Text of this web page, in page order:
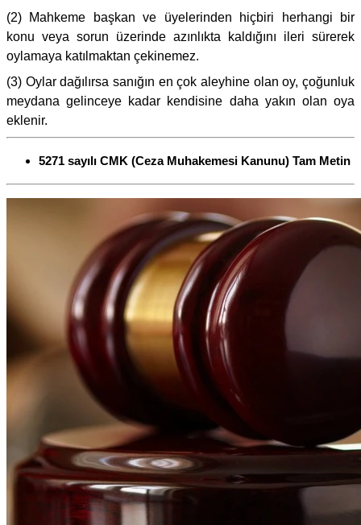
(2) Mahkeme başkan ve üyelerinden hiçbiri herhangi bir
konu veya sorun üzerinde azınlıkta kaldığını ileri sürerek
oylamaya katılmaktan çekinemez.
(3) Oylar dağılırsa sanığın en çok aleyhine olan oy, çoğunluk
meydana gelinceye kadar kendisine daha yakın olan oya
eklenir.
5271 sayılı CMK (Ceza Muhakemesi Kanunu) Tam Metin